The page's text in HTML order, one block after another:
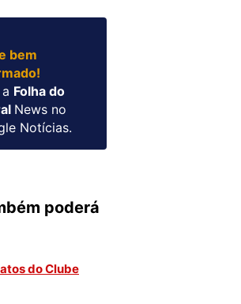
bem
Folha do
News no
Notícias.
poderá
do Clube